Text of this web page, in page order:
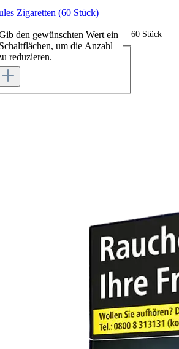
Zigaretten (60 Stück)
60 Stück
den gewünschten Wert ein
um die Anzahl
reduzieren.